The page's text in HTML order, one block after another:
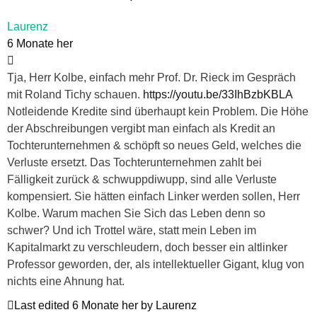
Laurenz
6 Monate her
Tja, Herr Kolbe, einfach mehr Prof. Dr. Rieck im Gespräch
mit Roland Tichy schauen. https://youtu.be/33IhBzbKBLA
Notleidende Kredite sind überhaupt kein Problem. Die Höhe
der Abschreibungen vergibt man einfach als Kredit an
Tochterunternehmen & schöpft so neues Geld, welches die
Verluste ersetzt. Das Tochterunternehmen zahlt bei
Fälligkeit zurück & schwuppdiwupp, sind alle Verluste
kompensiert. Sie hätten einfach Linker werden sollen, Herr
Kolbe. Warum machen Sie Sich das Leben denn so
schwer? Und ich Trottel wäre, statt mein Leben im
Kapitalmarkt zu verschleudern, doch besser ein altlinker
Professor geworden, der, als intellektueller Gigant, klug von
nichts eine Ahnung hat.
Last edited 6 Monate her by Laurenz